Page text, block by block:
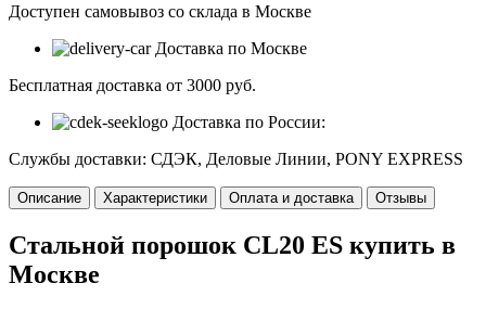
Доступен самовывоз со склада в Москве
Доставка по Москве
Бесплатная доставка от 3000 руб.
Доставка по России:
Службы доставки: СДЭК, Деловые Линии, PONY EXPRESS
Описание Характеристики Оплата и доставка Отзывы
Стальной порошок CL20 ES купить в
Москве